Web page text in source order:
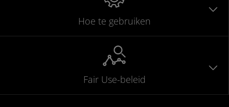
Hoe te gebruiken
Fair Use-beleid